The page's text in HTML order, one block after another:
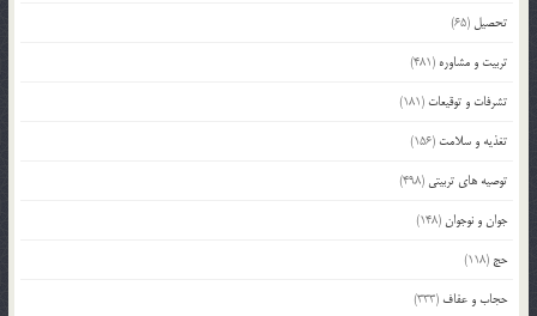
تحصیل (65)
تربیت و مشاوره (481)
تشرفات و توقیعات (181)
تغذیه و سلامت (156)
توصیه های تربیتی (498)
جوان و نوجوان(148)
حج (118)
حجاب و عفاف (333)